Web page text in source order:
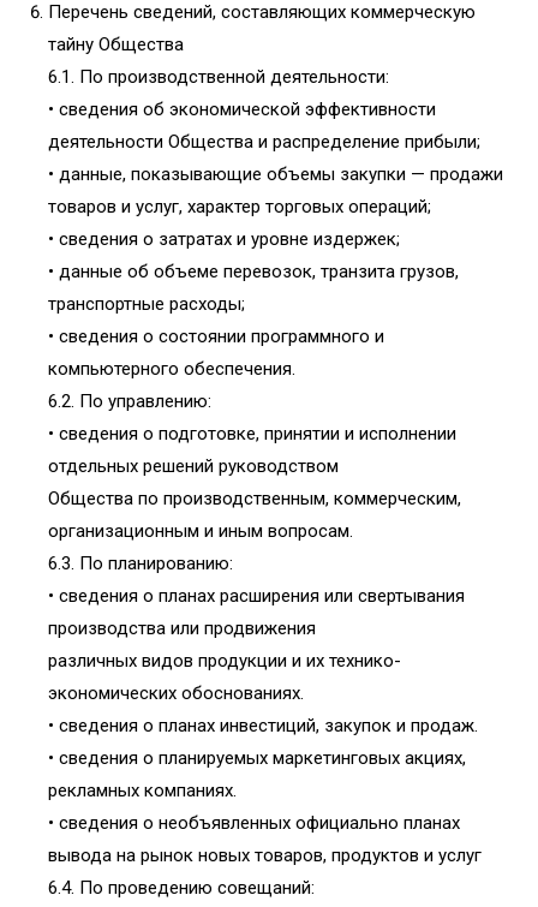
Перечень сведений, составляющих коммерческую
тайну Общества
6.1. По производственной деятельности:
• сведения об экономической эффективности
деятельности Общества и распределение прибыли;
• данные, показывающие объемы закупки — продажи
товаров и услуг, характер торговых операций;
• сведения о затратах и уровне издержек;
• данные об объеме перевозок, транзита грузов,
транспортные расходы;
• сведения о состоянии программного и
компьютерного обеспечения.
6.2. По управлению:
• сведения о подготовке, принятии и исполнении
отдельных решений руководством
Общества по производственным, коммерческим,
организационным и иным вопросам.
6.3. По планированию:
• сведения о планах расширения или свертывания
производства или продвижения
различных видов продукции и их технико-
экономических обоснованиях.
• сведения о планах инвестиций, закупок и продаж.
• сведения о планируемых маркетинговых акциях,
рекламных компаниях.
• сведения о необъявленных официально планах
вывода на рынок новых товаров, продуктов и услуг
6.4. По проведению совещаний: